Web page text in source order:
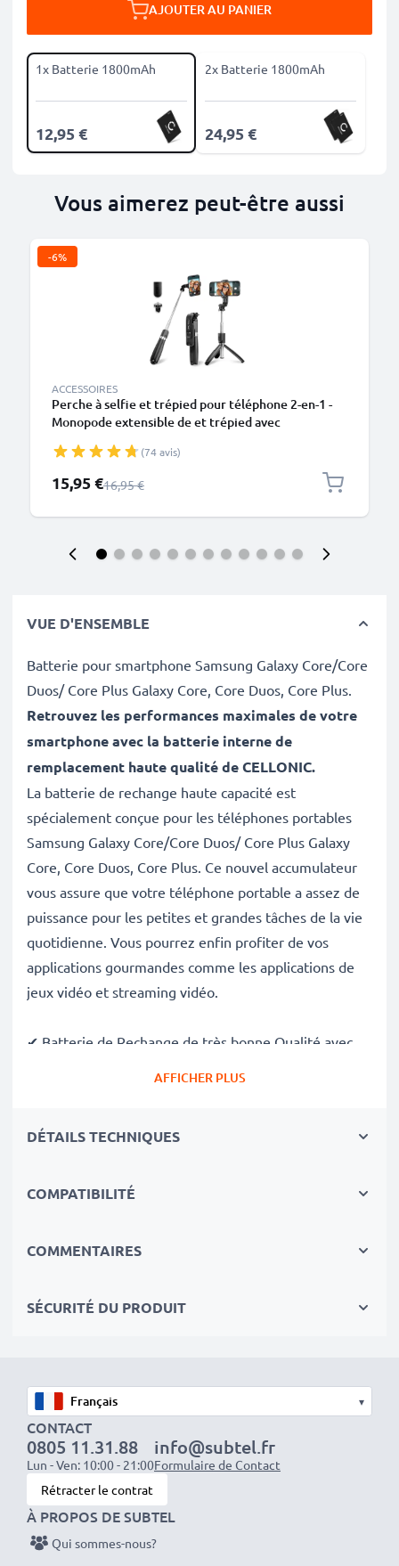
AJOUTER AU PANIER
1x Batterie 1800mAh
12,95 €
2x Batterie 1800mAh
24,95 €
Vous aimerez peut-être aussi
-6%
ACCESSOIRES
Perche à selfie et trépied pour téléphone 2-en-1 -
Monopode extensible de et trépied avec
appareil photo, iPhone, GoPro, Android et autres –
Noir
(74 avis)
Prix spécial
15,95 €Prix normal
16,95 €
VUE D'ENSEMBLE
Batterie pour smartphone Samsung Galaxy Core/Core
Duos/ Core Plus Galaxy Core, Core Duos, Core Plus.
Retrouvez les performances maximales de votre
smartphone avec la batterie interne de
remplacement haute qualité de CELLONIC.
La batterie de rechange haute capacité est
spécialement conçue pour les téléphones portables
Samsung Galaxy Core/Core Duos/ Core Plus Galaxy
Core, Core Duos, Core Plus. Ce nouvel accumulateur
vous assure que votre téléphone portable a assez de
puissance pour les petites et grandes tâches de la vie
quotidienne. Vous pourrez enfin profiter de vos
applications gourmandes comme les applications de
jeux vidéo et streaming vidéo.
✔ Batterie de Rechange de très bonne Qualité avec
✔Sécurité et Fiabilité Garanties contre
✔ Chaque Cellules sont séparement testées et
✔ 100% Similaire avec votre batterie
Capacité: 1800mAh
Tension: 3.7V
Type de cellule: Lithium Ion
Dimensions: 58.85 x 46.03 x 5.10mm
Couleur: noir
Pourquoi la batterie de mon smartphone Samsung
AFFICHER PLUS
DÉTAILS TECHNIQUES
COMPATIBILITÉ
COMMENTAIRES
SÉCURITÉ DU PRODUIT
▾
CONTACT
0805 11.31.88
Lun - Ven: 10:00 - 21:00
info@subtel.fr
Formulaire de Contact
Rétracter le contrat
À PROPOS DE SUBTEL
Qui sommes-nous?